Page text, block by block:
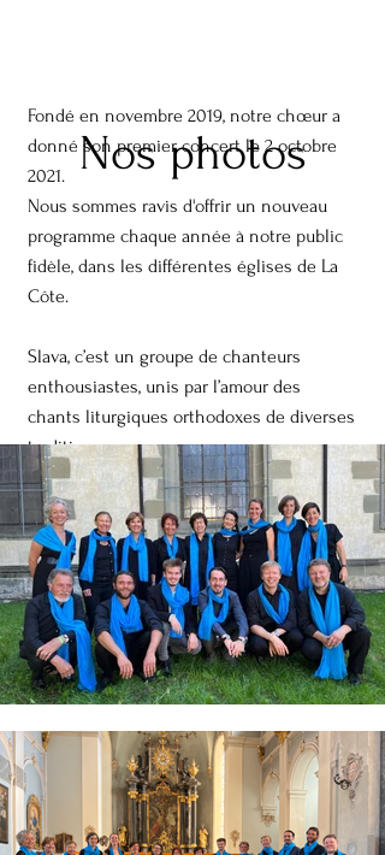
Fondé en novembre 2019, notre chœur a
donné son premier concert le 2 octobre
2021.
Nous sommes ravis d'offrir un nouveau
programme chaque année à notre public
fidèle, dans les différentes églises de La
Côte.
Slava, c’est un groupe de chanteurs
enthousiastes, unis par l’amour des
chants liturgiques orthodoxes de diverses
traditions.
Notre aimant, c'est Yaroslav Ayvazov,
chanteur, guide vocal et fin connaisseur
des chemins qui mènent au cœur des
gens.
Notre « particularité », c'est d'approcher
les sources originelles des chants dans
leur version la plus pure et non remaniée.
Les compositeurs choisis pour nos
programmes sont les maîtres du chant
orthodoxe, ceux qui ont respecté en
profondeur les traditions de ce monde
Nos photos